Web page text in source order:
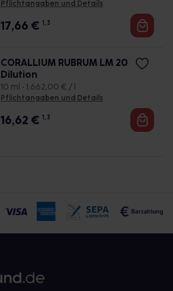
Pflichtangaben und Details
17,66 € 1, 3
CORALLIUM RUBRUM LM 20
Dilution
10 ml • 1.662,00 € / l
Pflichtangaben und Details
16,62 € 1, 3